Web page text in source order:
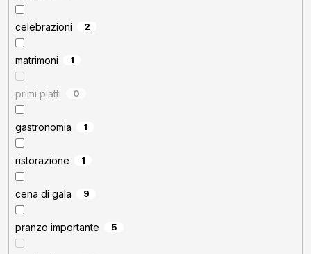
celebrazioni 2
matrimoni 1
primi piatti 0
gastronomia 1
ristorazione 1
cena di gala 9
pranzo importante 5